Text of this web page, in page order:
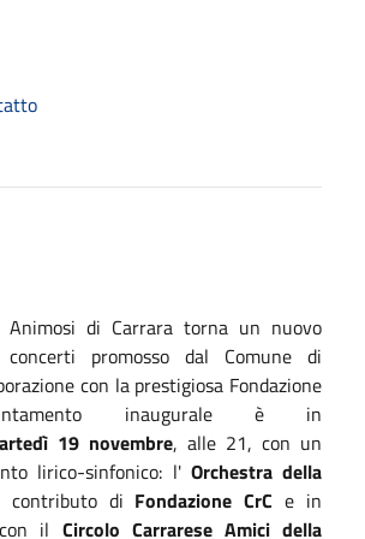
Animosi di Carrara torna un nuovo
promosso dal Comune di
con la prestigiosa Fondazione
inaugurale è in
19 novembre, alle 21, con un
lirico-sinfonico: l' Orchestra della
di Fondazione CrC e in
il Circolo Carrarese Amici della